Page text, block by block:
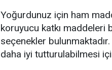
Yoğurdunuz için ham
koruyucu katkı maddeleri
seçenekler bulunmaktadır.
daha iyi tutturulabilmesi